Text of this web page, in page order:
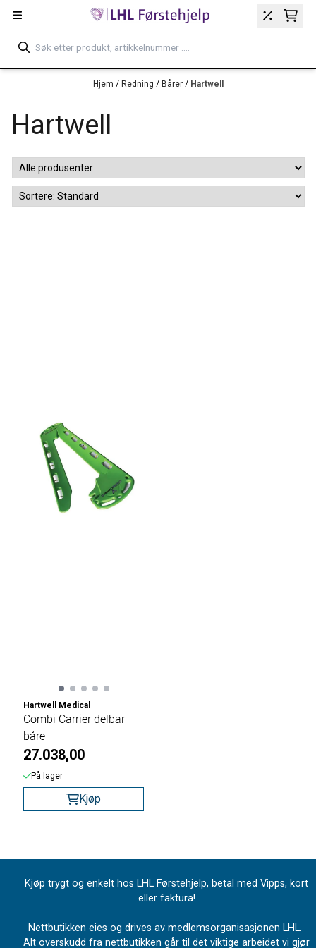
Hopp til innhold
Hjem / Redning / Bårer / Hartwell
Hartwell
Hartwell Medical
Combi Carrier delbar
båre
27.038,00
På lager
Kjøp
Kjøp trygt og enkelt hos LHL Førstehjelp, betal med Vipps, kort
eller faktura!
Nettbutikken eies og drives av medlemsorganisasjonen LHL.
Alt overskudd fra nettbutikken går til det viktige arbeidet vi gjør